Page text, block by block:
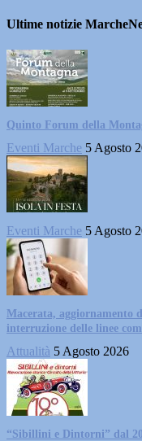
Ultime notizie
Quinto Forum della
Eventi Marche 5 Agosto
Eventi Marche 5 Agosto
Macerata, aggiornamento
interruzione delle linee
Attualità 5 Agosto 2026
“Sibillini e Dintorni” dal